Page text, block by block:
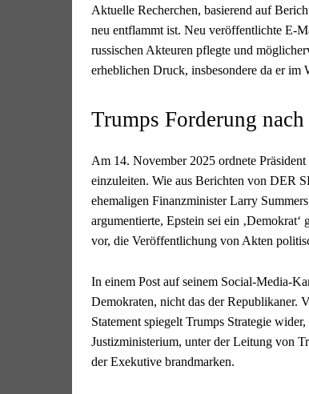
Aktuelle Recherchen, basierend auf
neu entflammt ist. Neu veröffentlichte E-
russischen Akteuren pflegte und
erheblichen Druck, insbesondere da er
Trumps Forderung
Am 14. November 2025 ordnete
einzuleiten. Wie aus Berichten von DER
ehemaligen Finanzminister Larry
argumentierte, Epstein sei ein
vor, die Veröffentlichung von Akten
In einem Post auf seinem Social-Media-
Demokraten, nicht das der Republikaner.
Statement spiegelt Trumps Strategie
Justizministerium, unter der Leitung von
der Exekutive brandmarken.